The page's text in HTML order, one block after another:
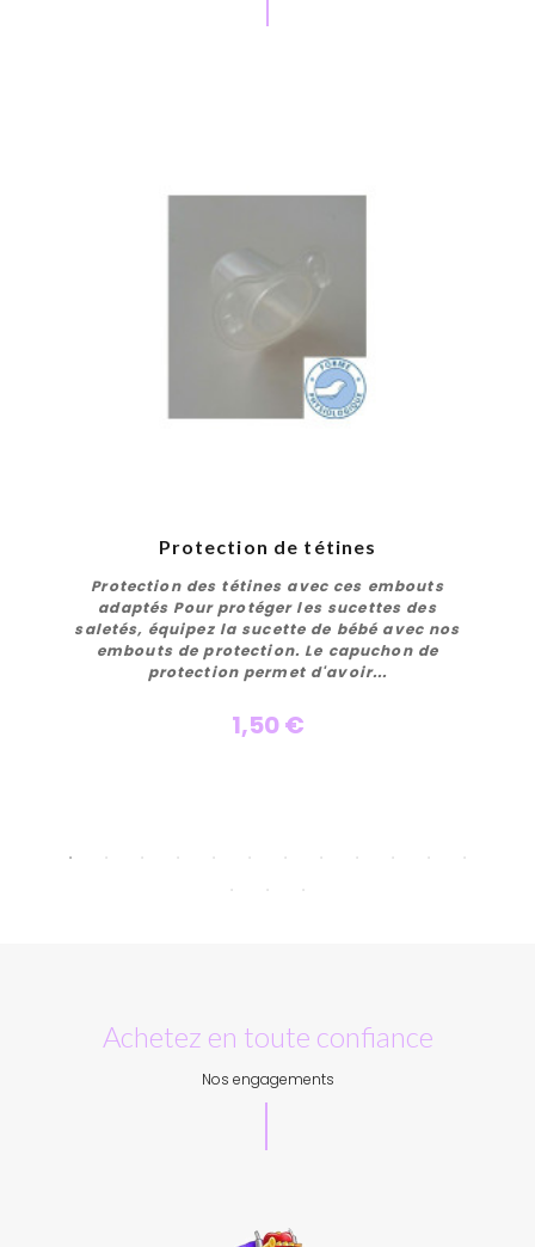
Personnaliser
Protection de tétines
Protection des tétines avec ces embouts
adaptés Pour protéger les sucettes des
saletés, équipez la sucette de bébé avec nos
embouts de protection. Le capuchon de
protection permet d'avoir...
1,50 €
Achetez en toute confiance
Nos engagements